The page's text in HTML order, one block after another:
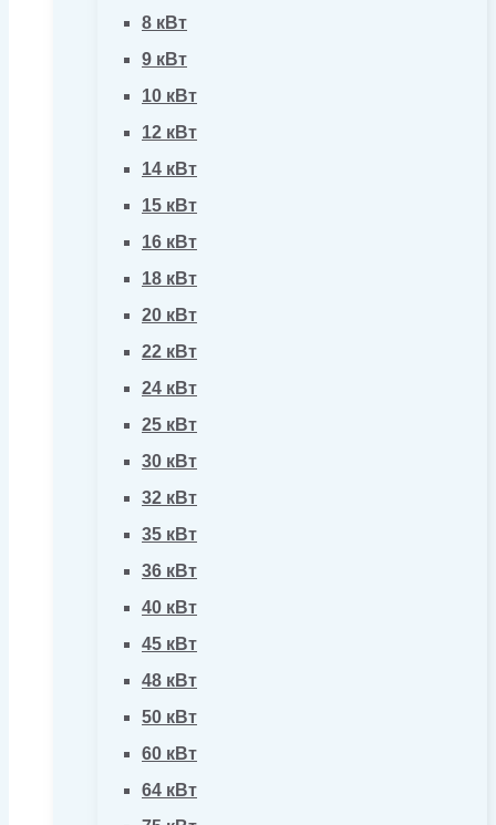
8 кВт
9 кВт
10 кВт
12 кВт
14 кВт
15 кВт
16 кВт
18 кВт
20 кВт
22 кВт
24 кВт
25 кВт
30 кВт
32 кВт
35 кВт
36 кВт
40 кВт
45 кВт
48 кВт
50 кВт
60 кВт
64 кВт